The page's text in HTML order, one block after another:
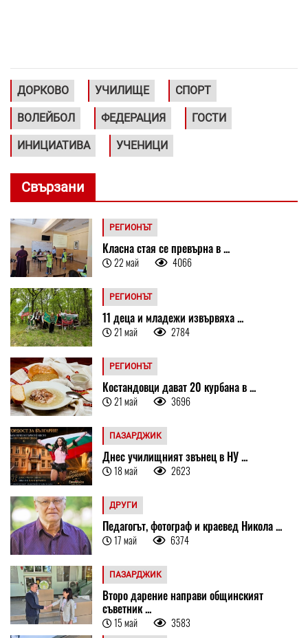
ДОРКОВО УЧИЛИЩЕ СПОРТ
ВОЛЕЙБОЛ ФЕДЕРАЦИЯ ГОСТИ
ИНИЦИАТИВА УЧЕНИЦИ
Свързани
РЕГИОНЪТ
Класна стая се превърна в ...
22 май 4066
РЕГИОНЪТ
11 деца и младежи извървяха ...
21 май 2784
РЕГИОНЪТ
Костандовци дават 20 курбана в ...
21 май 3696
ПАЗАРДЖИК
Днес училищният звънец в НУ ...
18 май 2623
ДРУГИ
Педагогът, фотограф и краевед Никола ...
17 май 6374
ПАЗАРДЖИК
Второ дарение направи общинският
съветник ...
15 май 3583